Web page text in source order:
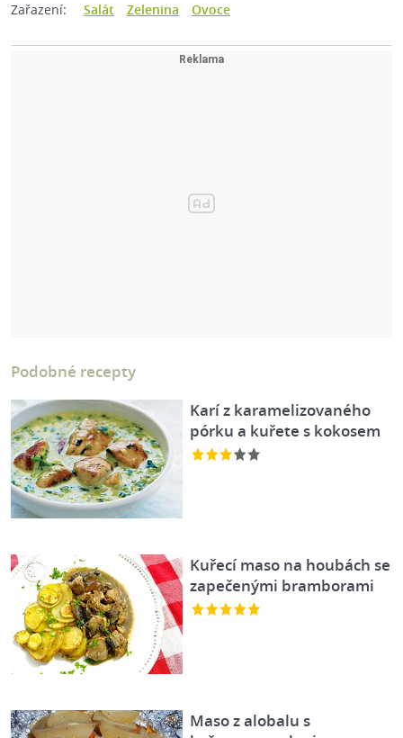
Zařazení: Salát Zelenina Ovoce
Podobné recepty
Karí z karamelizovaného
pórku a kuřete s kokosem
Kuřecí maso na houbách se
zapečenými bramborami
Maso z alobalu s